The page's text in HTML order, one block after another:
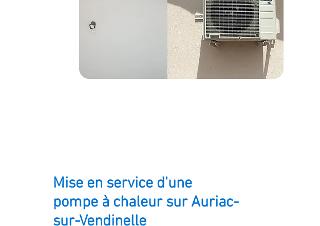
Mise en service d'une
pompe à chaleur sur Auriac-
sur-Vendinelle